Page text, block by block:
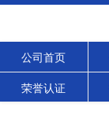
公司首页
荣誉认证